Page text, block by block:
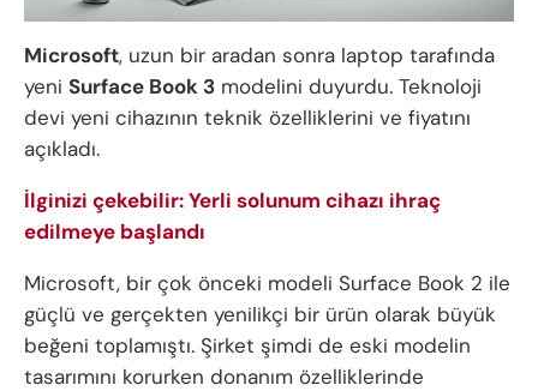
Microsoft, uzun bir aradan sonra laptop tarafında
yeni Surface Book 3 modelini duyurdu. Teknoloji
devi yeni cihazının teknik özelliklerini ve fiyatını
açıkladı.
İlginizi çekebilir: Yerli solunum cihazı ihraç
edilmeye başlandı
Microsoft, bir çok önceki modeli Surface Book 2 ile
güçlü ve gerçekten yenilikçi bir ürün olarak büyük
beğeni toplamıştı. Şirket şimdi de eski modelin
tasarımını korurken donanım özelliklerinde